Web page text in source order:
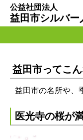
公益社団法人
益田市シルバー
益田市ってこ
益田市の名所や、
医光寺の桜が